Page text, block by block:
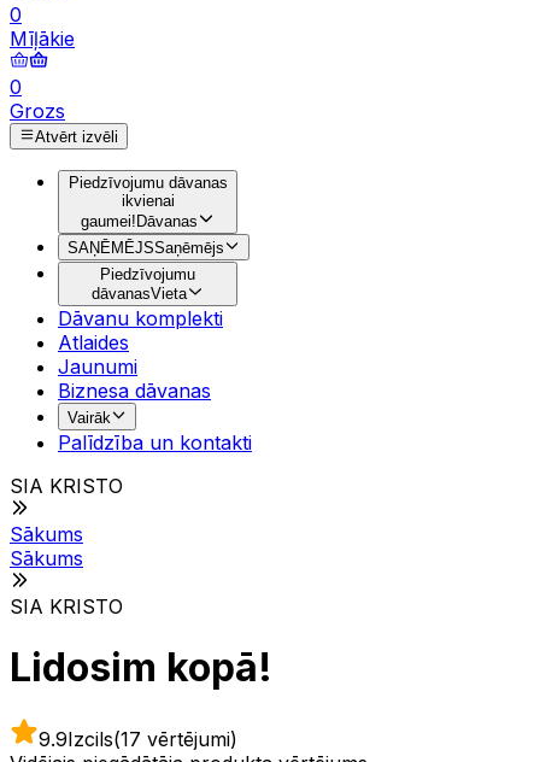
0
Mīļākie
0
Grozs
Atvērt izvēli
Piedzīvojumu dāvanas
ikvienai
gaumei!Dāvanas
SAŅĒMĒJSSaņēmējs
Piedzīvojumu
dāvanasVieta
Dāvanu komplekti
Atlaides
Jaunumi
Biznesa dāvanas
Vairāk
Palīdzība un kontakti
SIA KRISTO
Sākums
Sākums
SIA KRISTO
Lidosim kopā!
9.9Izcils(17 vērtējumi)